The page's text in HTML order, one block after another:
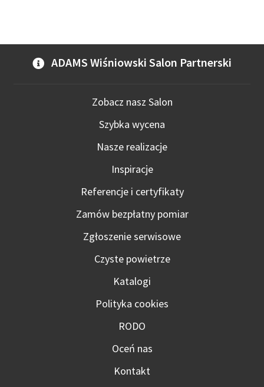
ADAMS Wiśniowski Salon Partnerski
Zobacz nasz Salon
Szybka wycena
Nasze realizacje
Inspiracje
Referencje i certyfikaty
Zamów bezpłatny pomiar
Zgłoszenie serwisowe
Czyste powietrze
Katalogi
Polityka cookies
RODO
Oceń nas
Kontakt